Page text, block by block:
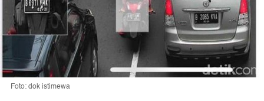
Foto: dok istimewa